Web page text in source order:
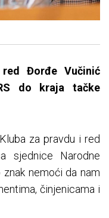
Đorđe Vučinić
do kraja tačke
za pravdu i red
sjednice Narodne
nemoći da nam
činjenicama i